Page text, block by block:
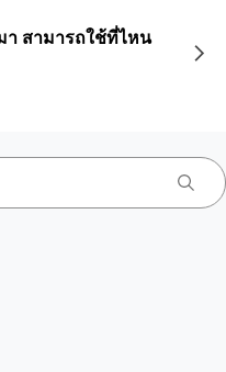
า สามารถใช้ที่ไหน